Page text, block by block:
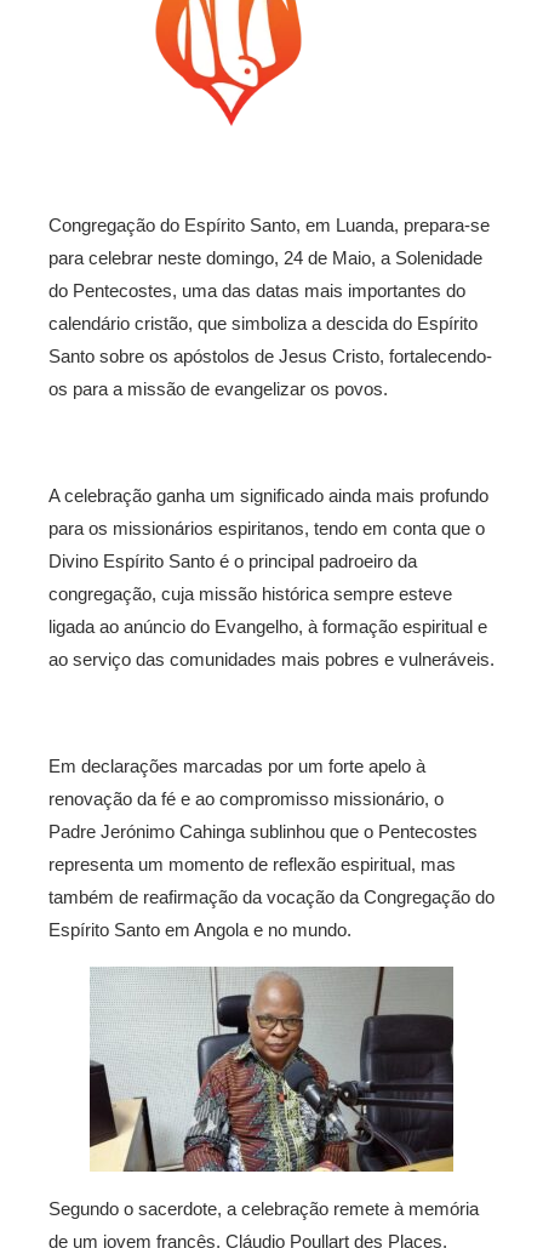
Congregação do Espírito Santo, em Luanda, prepara-se
para celebrar neste domingo, 24 de Maio, a Solenidade
do Pentecostes, uma das datas mais importantes do
calendário cristão, que simboliza a descida do Espírito
Santo sobre os apóstolos de Jesus Cristo, fortalecendo-
os para a missão de evangelizar os povos.
A celebração ganha um significado ainda mais profundo
para os missionários espiritanos, tendo em conta que o
Divino Espírito Santo é o principal padroeiro da
congregação, cuja missão histórica sempre esteve
ligada ao anúncio do Evangelho, à formação espiritual e
ao serviço das comunidades mais pobres e vulneráveis.
Em declarações marcadas por um forte apelo à
renovação da fé e ao compromisso missionário, o
Padre Jerónimo Cahinga sublinhou que o Pentecostes
representa um momento de reflexão espiritual, mas
também de reafirmação da vocação da Congregação do
Espírito Santo em Angola e no mundo.
Segundo o sacerdote, a celebração remete à memória
de um jovem francês, Cláudio Poullart des Places,